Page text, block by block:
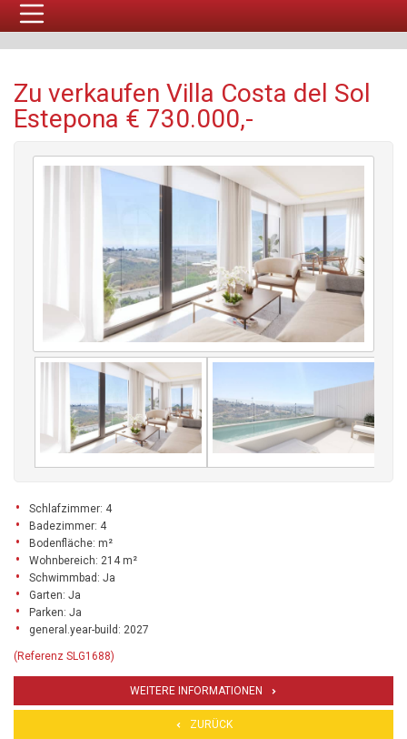
Zu verkaufen Villa Costa del Sol
Estepona € 730.000,-
Schlafzimmer: 4
Badezimmer: 4
Bodenfläche: m²
Wohnbereich: 214 m²
Schwimmbad: Ja
Garten: Ja
Parken: Ja
general.year-build: 2027
(Referenz SLG1688)
WEITERE INFORMATIONEN
ZURÜCK